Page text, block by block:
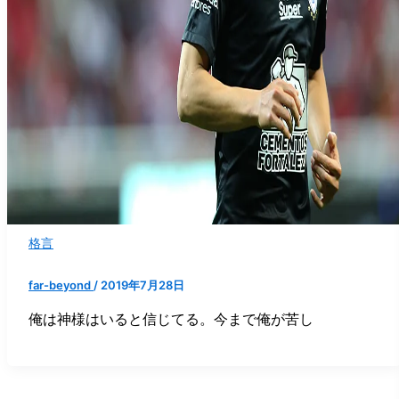
格言
far-beyond/2019年7月28日
俺は神様はいると信じてる。今まで俺が苦し